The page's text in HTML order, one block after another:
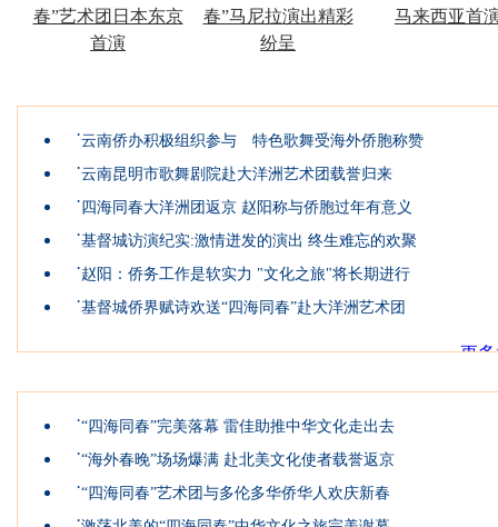
春”艺术团日本东京
首演
春”马尼拉演出精彩
纷呈
马来西亚首
·云南侨办积极组织参与 特色歌舞受海外侨胞称赞
·云南昆明市歌舞剧院赴大洋洲艺术团载誉归来
· 四海同春大洋洲团返京 赵阳称与侨胞过年有意义
·基督城访演纪实:激情迸发的演出 终生难忘的欢聚
·赵阳：侨务工作是软实力 "文化之旅"将长期进行
·基督城侨界赋诗欢送“四海同春”赴大洋洲艺术团
更
·“四海同春”完美落幕 雷佳助推中华文化走出去
·“海外春晚”场场爆满 赴北美文化使者载誉返京
·“四海同春”艺术团与多伦多华侨华人欢庆新春
·